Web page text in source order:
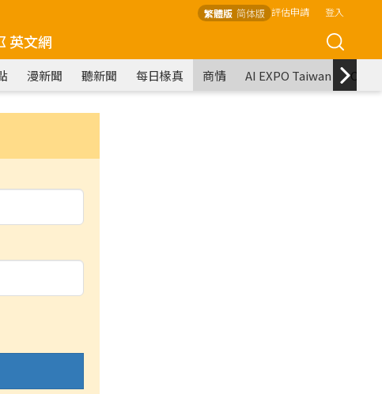
繁體版 简体版 評估申請 登入
英文網
漫新聞 聽新聞 每日椽真 商情 AI EXPO Taiwan